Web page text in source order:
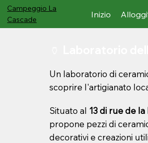
Campeggio La
Cascade
Inizio Alloggi
Un laboratorio di
scoprire l'artigianato
Situato al 13 di rue de
propone pezzi di
decorativi e creazioni